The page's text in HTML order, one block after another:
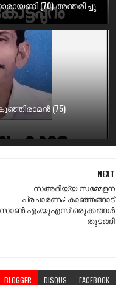
(70) അന്തരിച്ചു
(75)
NEXT
സഅദിയ്യ സമ്മേളന
പ്രചാരണം: കാഞ്ഞങ്ങാട്‌
എംയുഎസ്‌ ഒരുക്കങ്ങള്‍
തുടങ്ങി
BLOGGER DISQUS FACEBOOK